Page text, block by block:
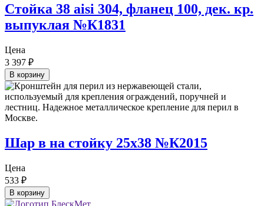
Стойка 38 aisi 304, фланец 100, дек. кр.
выпуклая №К1831
Цена
3 397 ₽
В корзину
Шар в на стойку 25х38 №К2015
Цена
533 ₽
В корзину